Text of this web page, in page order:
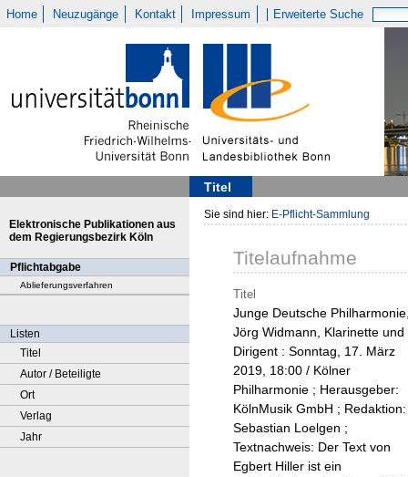
Home Neuzugänge Kontakt Impressum Erweiterte Suche
Titel
Elektronische Publikationen aus
dem Regierungsbezirk Köln
Pflichtabgabe
Ablieferungsverfahren
Listen
Titel
Autor / Beteiligte
Ort
Verlag
Jahr
Sie sind hier: E-Pflicht-Sammlung
Titelaufnahme
Titel
Junge Deutsche
Jörg Widmann, Klarinette und
Dirigent : Sonntag, 17. März
2019, 18:00 / Kölner
Philharmonie ; Herausgeber:
KölnMusik GmbH ; Redaktion:
Sebastian Loelgen ;
Textnachweis: Der Text von
Egbert Hiller ist ein